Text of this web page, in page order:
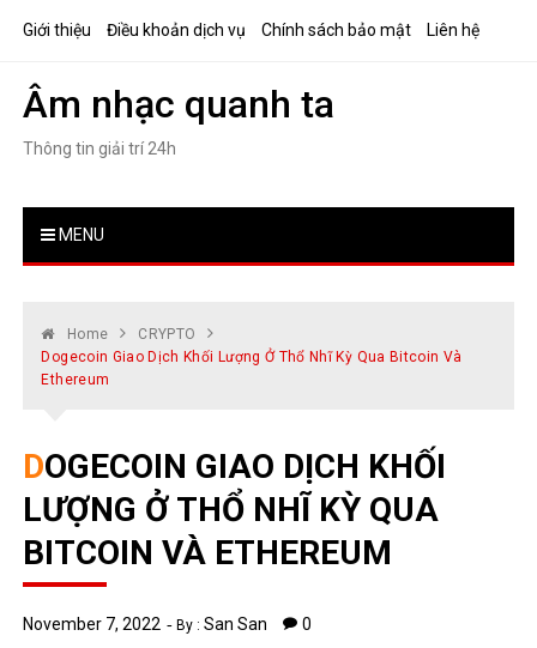
Giới thiệu Điều khoản dịch vụ Chính sách bảo mật Liên hệ
Âm nhạc quanh ta
Thông tin giải trí 24h
MENU
Home
CRYPTO
Dogecoin Giao Dịch Khối Lượng Ở Thổ Nhĩ Kỳ Qua Bitcoin Và
Ethereum
DOGECOIN GIAO DỊCH KHỐI
LƯỢNG Ở THỔ NHĨ KỲ QUA
BITCOIN VÀ ETHEREUM
November 7, 2022 By :San San 0